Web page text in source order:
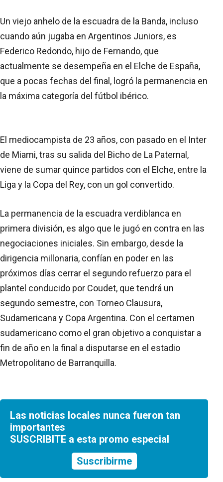
Un viejo anhelo de la escuadra de la Banda, incluso
cuando aún jugaba en Argentinos Juniors, es
Federico Redondo, hijo de Fernando, que
actualmente se desempeña en el Elche de España,
que a pocas fechas del final, logró la permanencia en
la máxima categoría del fútbol ibérico.
El mediocampista de 23 años, con pasado en el Inter
de Miami, tras su salida del Bicho de La Paternal,
viene de sumar quince partidos con el Elche, entre la
Liga y la Copa del Rey, con un gol convertido.
La permanencia de la escuadra verdiblanca en
primera división, es algo que le jugó en contra en las
negociaciones iniciales. Sin embargo, desde la
dirigencia millonaria, confían en poder en las
próximos días cerrar el segundo refuerzo para el
plantel conducido por Coudet, que tendrá un
segundo semestre, con Torneo Clausura,
Sudamericana y Copa Argentina. Con el certamen
sudamericano como el gran objetivo a conquistar a
fin de año en la final a disputarse en el estadio
Metropolitano de Barranquilla.
Las noticias locales nunca fueron tan
importantes
SUSCRIBITE a esta promo especial
Suscribirme